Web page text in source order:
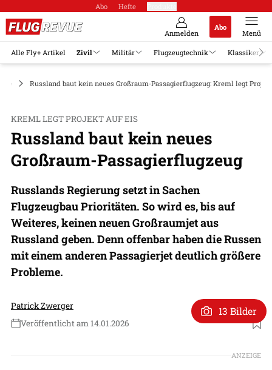
Abo Hefte
Anmelden
Abo
Menü
Alle Fly+ Artikel Zivil Militär Flugzeugtechnik Klassiker
Russland baut kein neues Großraum-Passagierflugzeug: Kreml legt
KREML LEGT PROJEKT AUF EIS
Russland baut kein neues
Großraum-Passagierflugzeug
Russlands Regierung setzt in Sachen
Flugzeugbau Prioritäten. So wird es, bis auf
Weiteres, keinen neuen Großraumjet aus
Russland geben. Denn offenbar haben die Russen
mit einem anderen Passagierjet deutlich größere
Probleme.
Patrick Zwerger
Veröffentlicht am 14.01.2026
Foto: UAC (OAK), Montage FR
13 Bilder
ANZEIGE